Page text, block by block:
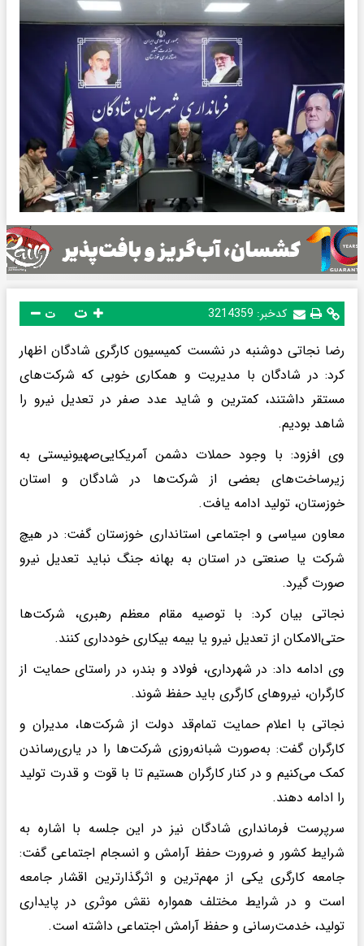
کدخبر: 3214359 ت
رضا نجاتی دوشنبه در نشست کمیسیون کارگری شادگان اظهار
کرد: در شادگان با مدیریت و همکاری خوبی که شرکت‌های
مستقر داشتند، کمترین و شاید عدد صفر در تعدیل نیرو را
شاهد بودیم.
وی افزود: با وجود حملات دشمن آمریکایی‌صهیونیستی به
زیرساخت‌های بعضی از شرکت‌ها در شادگان و استان
خوزستان، تولید ادامه یافت.
معاون سیاسی و اجتماعی استانداری خوزستان گفت: در هیچ
شرکت یا صنعتی در استان به بهانه جنگ نباید تعدیل نیرو
صورت گیرد.
نجاتی بیان کرد: با توصیه مقام معظم رهبری، شرکت‌ها
حتی‌الامکان از تعدیل نیرو یا بیمه بیکاری خودداری کنند.
وی ادامه داد: در شهرداری، فولاد و بندر، در راستای حمایت از
کارگران، نیروهای کارگری باید حفظ شوند.
نجاتی با اعلام حمایت تمام‌قد دولت از شرکت‌ها، مدیران و
کارگران گفت: به‌صورت شبانه‌روزی شرکت‌ها را در یاری‌رساندن
کمک می‌کنیم و در کنار کارگران هستیم تا با قوت و قدرت تولید
را ادامه دهند.
سرپرست فرمانداری شادگان نیز در این جلسه با اشاره به
شرایط کشور و ضرورت حفظ آرامش و انسجام اجتماعی گفت:
جامعه کارگری یکی از مهم‌ترین و اثرگذارترین اقشار جامعه
است و در شرایط مختلف همواره نقش موثری در پایداری
تولید، خدمت‌رسانی و حفظ آرامش اجتماعی داشته است.